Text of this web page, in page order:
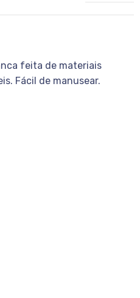
feita de materiais
Fácil de manusear.